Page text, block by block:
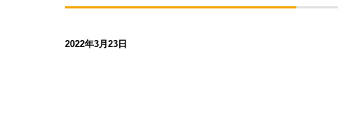
2022年3月23日